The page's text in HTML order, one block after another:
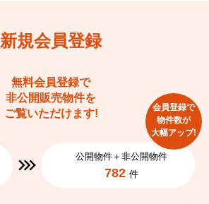
新規会員登録
無料会員登録で
非公開販売物件を
ご覧いただけます!
公開物件＋非公開物件
782 件
会員登録で
物件数が
大幅アップ!